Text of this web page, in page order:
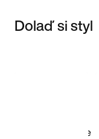
Dolaď si styl